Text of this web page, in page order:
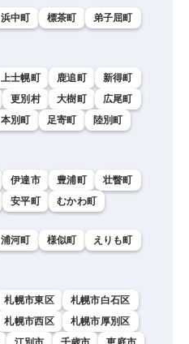
浜中町 標茶町
弟子屈町
上士幌町 鹿追町
新得町
更別村 大樹町
広尾町
本別町 足寄町
陸別町
伊達市 豊浦町
壮瞥町
安平町 むかわ町
浦河町 様似町
えりも町
札幌市東区
札幌市白石区
札幌市西区
札幌市厚別区